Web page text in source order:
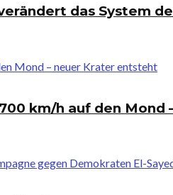
das System
km/h auf den Mond